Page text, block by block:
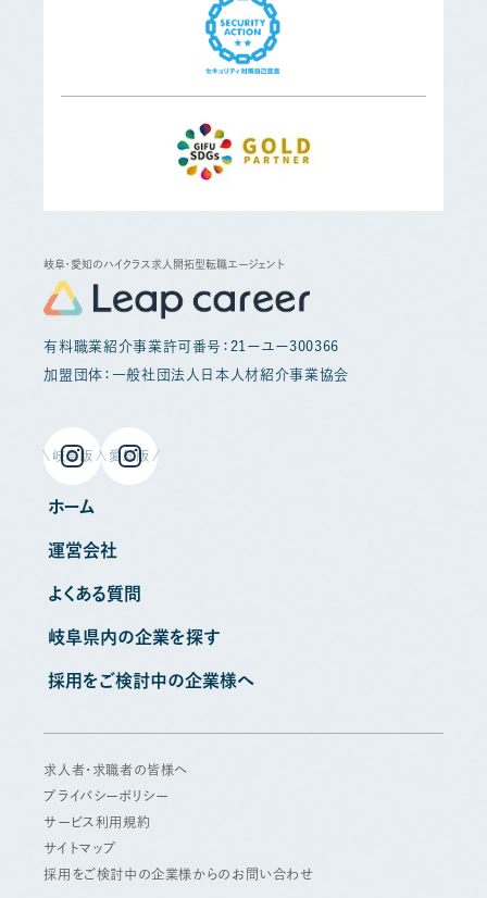
岐阜・愛知のハイクラス求人開拓型転職エージェント
有料職業紹介事業許可番号：21ーユー300366
加盟団体：一般社団法人日本人材紹介事業協会
岐阜版 愛知版
ホーム
運営会社
よくある質問
岐阜県内の企業を探す
採用をご検討中の企業様へ
求人者・求職者の皆様へ
プライバシーポリシー
サービス利用規約
サイトマップ
採用をご検討中の企業様からのお問い合わせ